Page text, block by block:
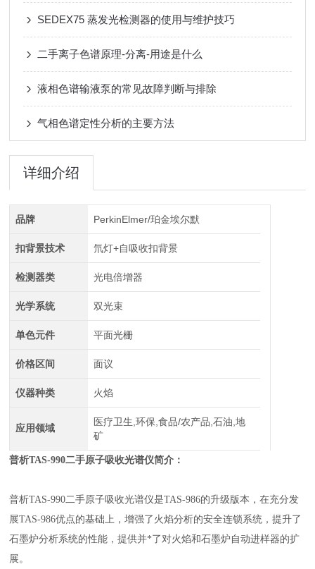
SEDEX75 蒸发光检测器的使用与维护技巧
二手离子色谱原理-分离-用途是什么
液相色谱输液泵的常见故障判断与排除
气相色谱定性分析的主要方法
详细介绍
品牌 PerkinElmer/珀金埃尔默
扣背景技术 氘灯+自吸收扣背景
检测器类 光电倍增器
光学系统 双光束
单色元件 平面光栅
价格区间 面议
仪器种类 火焰
应用领域
医疗卫生,环保,食品/农产品,石油,地
矿
普析TAS-990二手原子吸收光谱仪简介：
普析TAS-990二手原子吸收光谱仪是TAS-986的升级版本，在充分发
展TAS-986优点的基础上，增强了火焰分析的安全连锁系统，提升了
石墨炉分析系统的性能，提供并*了对火焰和石墨炉自动进样器的扩
展。